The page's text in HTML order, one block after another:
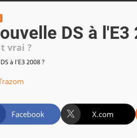
DS à l'E3
vrai ?
Facebook X.com